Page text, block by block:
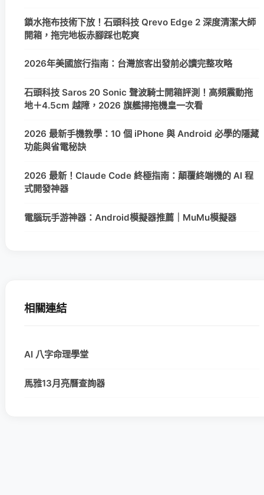
鎖水拖布技術下放！石頭科技 Qrevo Edge 2 深度清潔大師
開箱，拖完地板赤腳踩也乾爽
2026年美國旅行指南：台灣旅客出發前必讀完整攻略
石頭科技 Saros 20 Sonic 聲波騎士開箱評測！高頻震動拖
地＋4.5cm 越障，2026 旗艦掃拖機皇一次看
2026 最新手機教學：10 個 iPhone 與 Android 必學的隱藏
功能與省電秘訣
2026 最新！Claude Code 終極指南：顛覆終端機的 AI 程
式開發神器
電腦玩手游神器：Android模擬器推薦｜MuMu模擬器
相關連結
AI 八字命理學堂
馬雅13月亮曆查詢器